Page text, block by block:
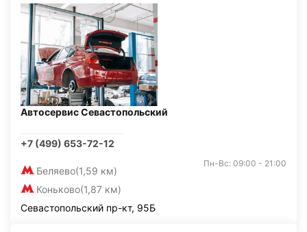
Автосервис Севастопольский
+7 (499) 653-72-12
Беляево(1,59 км)
Коньково(1,87 км)
Пн-Вс: 09:00 - 21:00
Севастопольский пр-кт, 95Б